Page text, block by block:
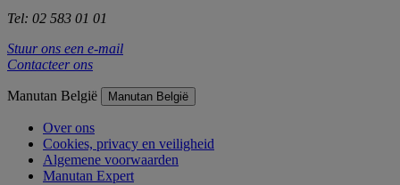
Tel: 02 583 01 01
Stuur ons een e-mail
Contacteer ons
Manutan België Manutan België
Over ons
Cookies, privacy en veiligheid
Algemene voorwaarden
Manutan Expert